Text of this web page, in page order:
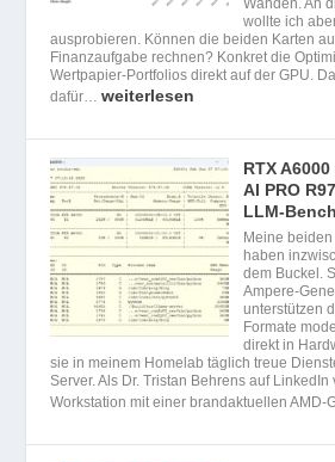
wollte ich
ausprobieren. Können die beiden Karten
Finanzaufgabe rechnen? Konkret die
Wertpapier-Portfolios direkt auf der GPU.
dafür…weiterlesen
RTX
AI PRO
LLM-
Meine beiden
haben
dem Buckel.
Ampere-
unterstützen
Formate
direkt in
sie in meinem Homelab täglich treue
Server. Als Dr. Tristan Behrens auf LinkedIn
Workstation mit einer brandaktuellen